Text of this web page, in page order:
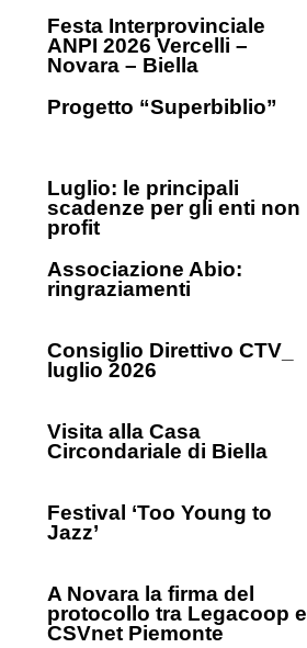
Festa Interprovinciale
ANPI 2026 Vercelli –
Novara – Biella
Progetto “Superbiblio”
Luglio: le principali
scadenze per gli enti non
profit
Associazione Abio:
ringraziamenti
Consiglio Direttivo CTV_
luglio 2026
Visita alla Casa
Circondariale di Biella
Festival ‘Too Young to
Jazz’
A Novara la firma del
protocollo tra Legacoop e
CSVnet Piemonte